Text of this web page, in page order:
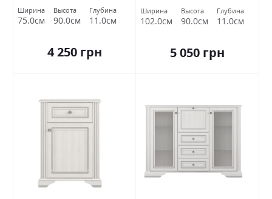
Ширина
75.0см
Высота
90.0см
Глубина
11.0см
4 250 грн
Ширина
102.0см
Высота
90.0см
Глубина
11.0см
5 050 грн